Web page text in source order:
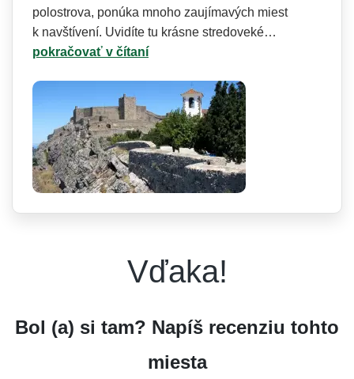
polostrova, ponúka mnoho zaujímavých miest
k navštívení. Uvidíte tu krásne stredoveké…
pokračovať v čítaní
Vďaka!
Bol (a) si tam? Napíš recenziu tohto
miesta